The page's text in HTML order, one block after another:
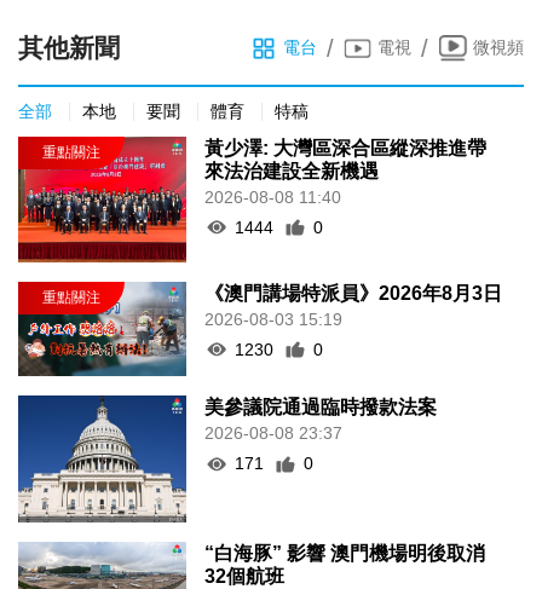
其他新聞 電台 / 電視 / 微視頻
全部 本地 要聞 體育 特稿
黃少澤: 大灣區深合區縱深推進帶
來法治建設全新機遇
2026-08-08 11:40
1444
0
《澳門講場特派員》2026年8月3日
2026-08-03 15:19
1230
0
美參議院通過臨時撥款法案
2026-08-08 23:37
171
0
“白海豚” 影響 澳門機場明後取消
32個航班